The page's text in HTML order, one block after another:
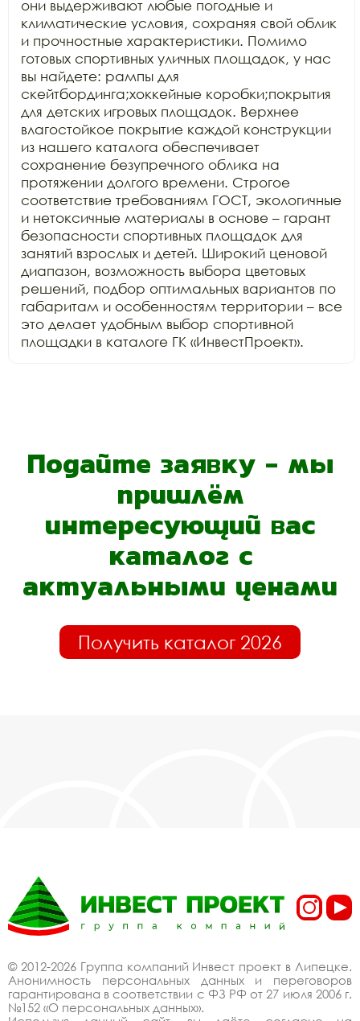
они выдерживают любые погодные и
климатические условия, сохраняя свой облик
и прочностные характеристики. Помимо
готовых спортивных уличных площадок, у нас
вы найдете: рампы для
скейтбординга;хоккейные коробки;покрытия
для детских игровых площадок. Верхнее
влагостойкое покрытие каждой конструкции
из нашего каталога обеспечивает
сохранение безупречного облика на
протяжении долгого времени. Строгое
соответствие требованиям ГОСТ, экологичные
и нетоксичные материалы в основе – гарант
безопасности спортивных площадок для
занятий взрослых и детей. Широкий ценовой
диапазон, возможность выбора цветовых
решений, подбор оптимальных вариантов по
габаритам и особенностям территории – все
это делает удобным выбор спортивной
площадки в каталоге ГК «ИнвестПроект».
Подайте заявку - мы
пришлём
интересующий вас
каталог с
актуальными ценами
Получить каталог 2026
© 2012-2026 Группа компаний Инвест проект в Липецке.
Анонимность персональных данных и переговоров
гарантирована в соответствии с ФЗ РФ от 27 июля 2006 г.
№152 «О персональных данных».